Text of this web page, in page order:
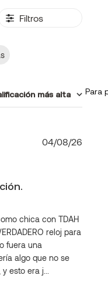
Para
Filtros
más alta
chica con TDAH
reloj para
fuera una
algo que no se
esto era j...
04/08/26